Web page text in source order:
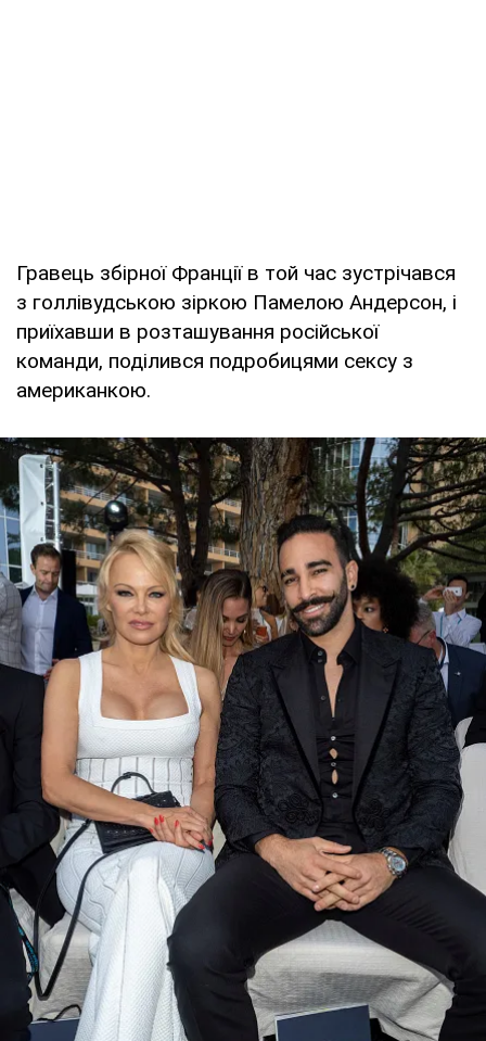
Гравець збірної Франції в той час зустрічався
з голлівудською зіркою Памелою Андерсон, і
приїхавши в розташування російської
команди, поділився подробицями сексу з
американкою.